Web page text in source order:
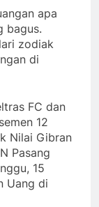
apa
bagus.
zodiak
di
FC dan
12
Nilai Gibran
Pasang
15
Uang di